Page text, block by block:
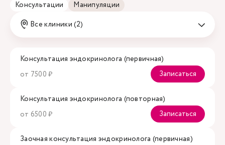
Консультации
Манипуляции
Все клиники (2)
Консультация эндокринолога (первичная)
от 7500 ₽
Записаться
Консультация эндокринолога (повторная)
от 6500 ₽
Записаться
Заочная консультация эндокринолога (первичная)